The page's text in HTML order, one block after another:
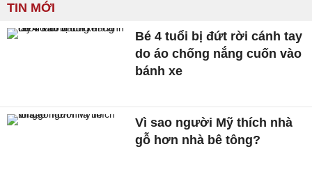
TIN MỚI
Bé 4 tuổi bị đứt rời cánh tay
do áo chống nắng cuốn vào
bánh xe
Vì sao người Mỹ thích nhà
gỗ hơn nhà bê tông?